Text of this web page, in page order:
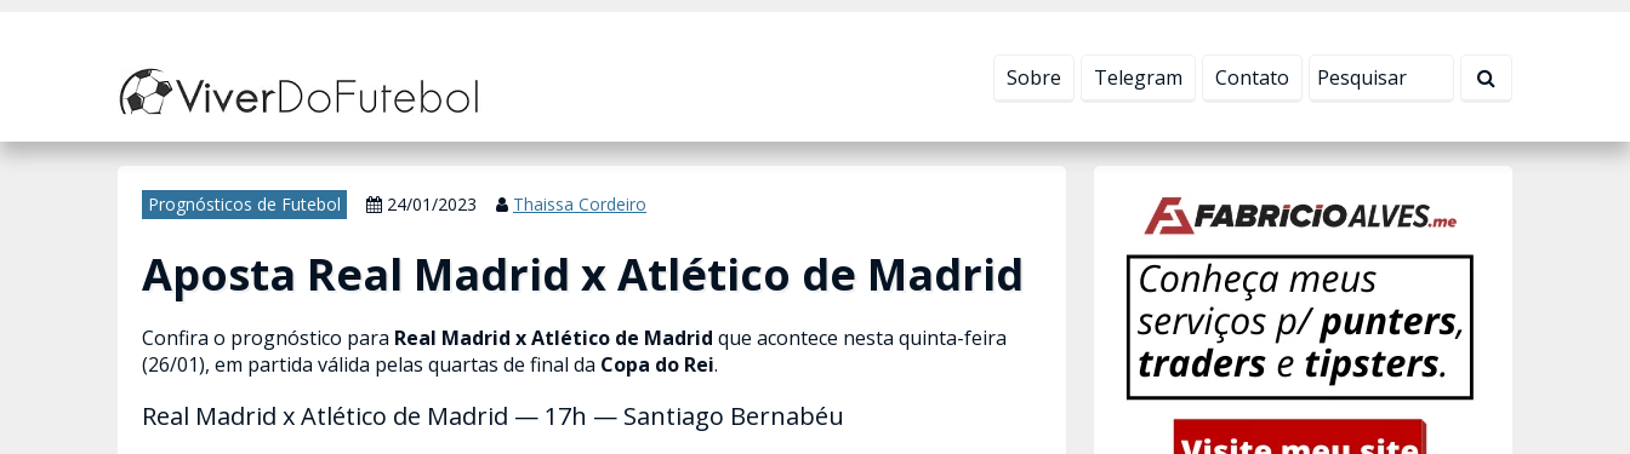
Sobre Telegram Contato
Prognósticos de Futebol 24/01/2023 Thaissa Cordeiro
Aposta Real Madrid x Atlético de Madrid
Confira o prognóstico para Real Madrid x Atlético de Madrid que acontece nesta quinta-feira
(26/01), em partida válida pelas quartas de final da Copa do Rei.
Real Madrid x Atlético de Madrid — 17h — Santiago Bernabéu